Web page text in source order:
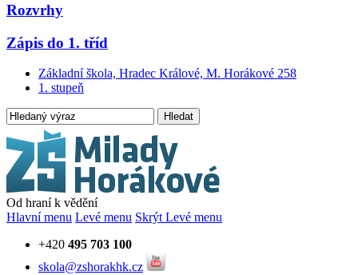
Rozvrhy
Zápis do 1. tříd
Základní škola, Hradec Králové, M. Horákové 258
1. stupeň
Hledat
Od hraní k vědění
Hlavní menu Levé menu Skrýt Levé menu
+420 495 703 100
skola@zshorakhk.cz